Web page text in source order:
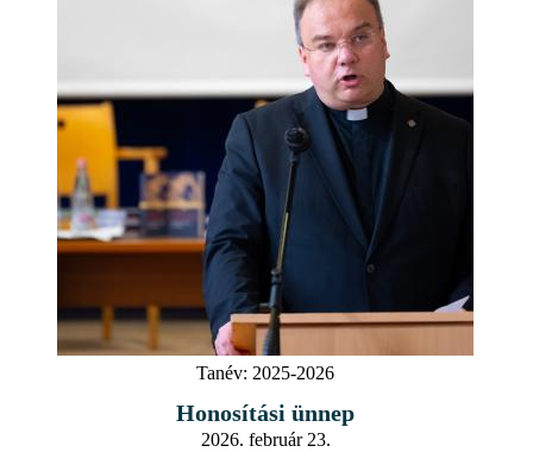
Tanév: 2025-2026
Honosítási ünnep
2026. február 23.